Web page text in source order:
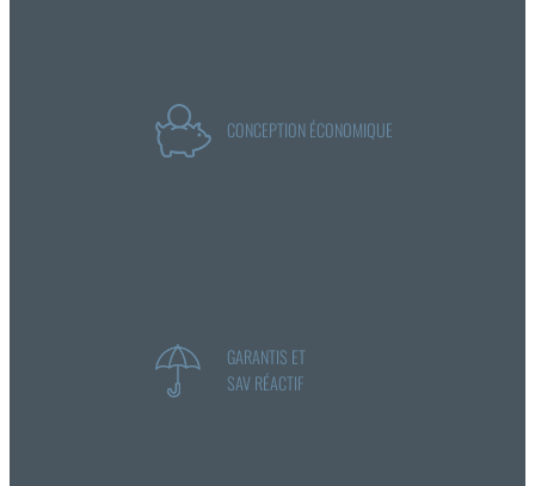
CONCEPTION ÉCONOMIQUE
GARANTIS ET
SAV RÉACTIF